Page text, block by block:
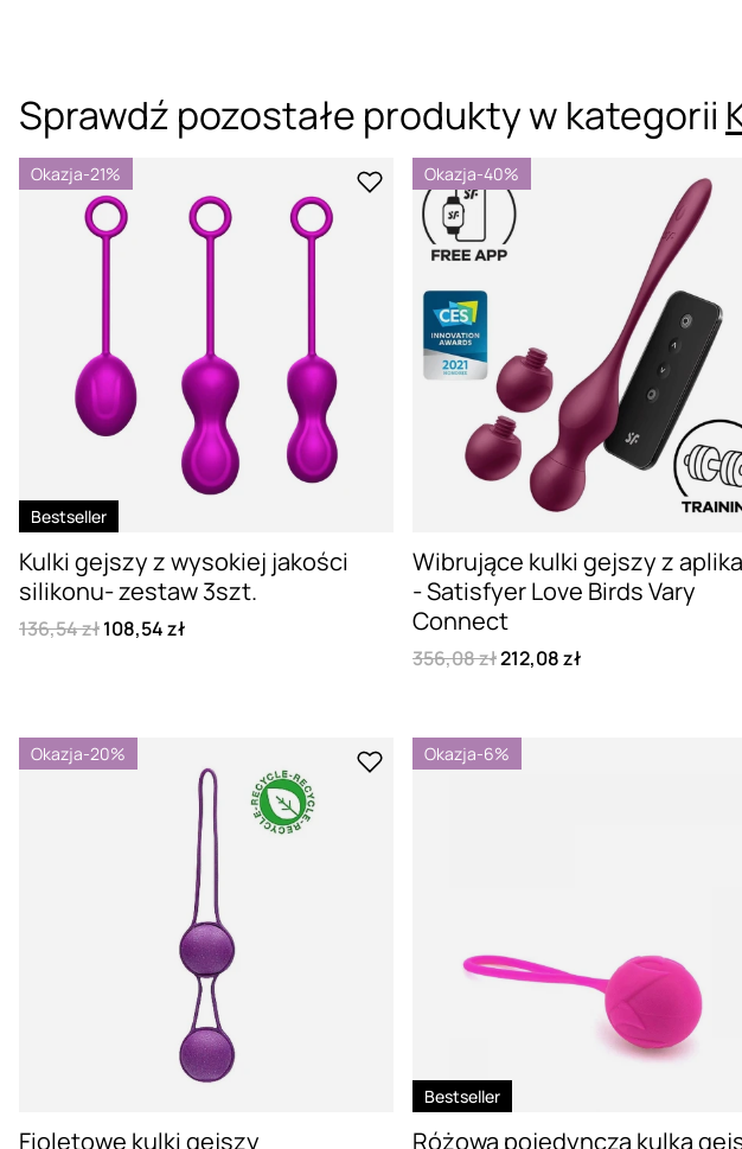
Sprawdź pozostałe produkty w kategorii
Okazja-21%
Bestseller
Kulki gejszy z wysokiej jakości
silikonu- zestaw 3szt.
136,54 zł108,54 zł
Okazja-40%
Wibrujące kulki gejszy z
- Satisfyer Love Birds Vary
Connect
356,08 zł212,08 zł
Okazja-20%
Fioletowe kulki gejszy
Okazja-6%
Bestseller
Różowa pojedyncza kulka